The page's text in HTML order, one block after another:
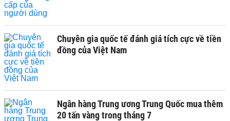
Chuyên gia quốc tế đánh giá tích cực về tiền
đồng của Việt Nam
Ngân hàng Trung ương Trung Quốc mua thêm
20 tấn vàng trong tháng 7